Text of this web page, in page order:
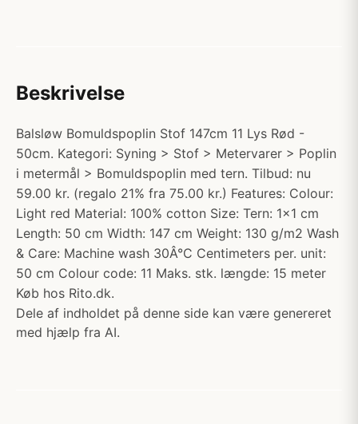
Beskrivelse
Balsløw Bomuldspoplin Stof 147cm 11 Lys Rød -
50cm. Kategori: Syning > Stof > Metervarer > Poplin
i metermål > Bomuldspoplin med tern. Tilbud: nu
59.00 kr. (regalo 21% fra 75.00 kr.) Features: Colour:
Light red Material: 100% cotton Size: Tern: 1x1 cm
Length: 50 cm Width: 147 cm Weight: 130 g/m2 Wash
& Care: Machine wash 30Â°C Centimeters per. unit:
50 cm Colour code: 11 Maks. stk. længde: 15 meter
Køb hos Rito.dk.
Dele af indholdet på denne side kan være genereret
med hjælp fra AI.